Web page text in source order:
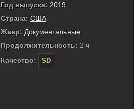
Год выпуска: 2019
Страна: США
Жанр: Документальные
Продолжительность: 2 ч
Качество:
SD